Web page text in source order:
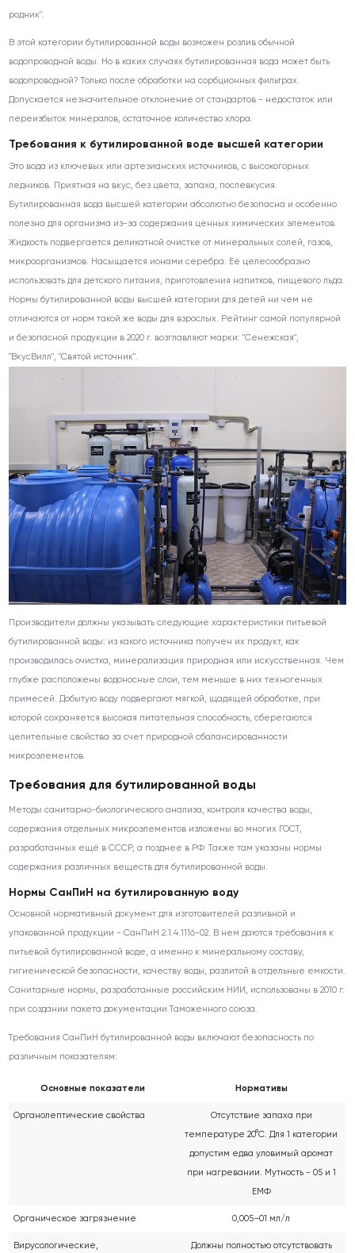
родник".
В этой категории бутилированной воды возможен розлив обычной
водопроводной воды. Но в каких случаях бутилированная вода может быть
водопроводной? Только после обработки на сорбционных фильтрах.
Допускается незначительное отклонение от стандартов - недостаток или
переизбыток минералов, остаточное количество хлора.
Требования к бутилированной воде высшей категории
Это вода из ключевых или артезианских источников, с высокогорных
ледников. Приятная на вкус, без цвета, запаха, послевкусия.
Бутилированная вода высшей категории абсолютно безопасна и особенно
полезна для организма из-за содержания ценных химических элементов.
Жидкость подвергается деликатной очистке от минеральных солей, газов,
микроорганизмов. Насыщается ионами серебра. Её целесообразно
использовать для детского питания, приготовления напитков, пищевого льда.
Нормы бутилированной воды высшей категории для детей ни чем не
отличаются от норм такой же воды для взрослых. Рейтинг самой популярной
и безопасной продукции в 2020 г. возглавляют марки: "Сенежская",
"ВкусВилл", "Святой источник".
Производители должны указывать следующие характеристики питьевой
бутилированной воды: из какого источника получен их продукт, как
производилась очистка, минерализация природная или искусственная. Чем
глубже расположены водоносные слои, тем меньше в них техногенных
примесей. Добытую воду подвергают мягкой, щадящей обработке, при
которой сохраняется высокая питательная способность, сберегаются
целительные свойства за счет природной сбалансированности
микроэлементов.
Требования для бутилированной воды
Методы санитарно-биологического анализа, контроля качества воды,
содержания отдельных микроэлементов изложены во многих ГОСТ,
разработанных ещё в СССР, а позднее в РФ. Также там указаны нормы
содержания различных веществ для бутилированной воды.
Нормы СанПиН на бутилированную воду
Основной нормативный документ для изготовителей разливной и
упакованной продукции - СанПиН 2.1.4.1116-02. В нем даются требования к
питьевой бутилированной воде, а именно к минеральному составу,
гигиенической безопасности, качеству воды, разлитой в отдельные емкости.
Санитарные нормы, разработанные российским НИИ, использованы в 2010 г.
при создании пакета документации Таможенного союза.
Требования СанПиН бутилированной воды включают безопасность по
различным показателям:
Основные показатели Нормативы
Органолептические свойства
Отсутствие запаха при
температуре 20°С. Для 1 категории
допустим едва уловимый аромат
при нагревании. Мутность - 05 и 1
ЕМФ
Органическое загрязнение 0,005–01 мл/л
Вирусологические,
Должны полностью отсутствовать